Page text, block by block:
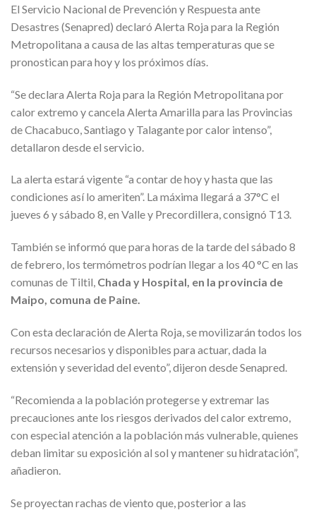
El Servicio Nacional de Prevención y Respuesta ante
Desastres (Senapred) declaró Alerta Roja para la Región
Metropolitana a causa de las altas temperaturas que se
pronostican para hoy y los próximos días.
“Se declara Alerta Roja para la Región Metropolitana por
calor extremo y cancela Alerta Amarilla para las Provincias
de Chacabuco, Santiago y Talagante por calor intenso”,
detallaron desde el servicio.
La alerta estará vigente “a contar de hoy y hasta que las
condiciones así lo ameriten”. La máxima llegará a 37°C el
jueves 6 y sábado 8, en Valle y Precordillera, consignó T13.
También se informó que para horas de la tarde del sábado 8
de febrero, los termómetros podrían llegar a los 40 °C en las
comunas de Tiltil, Chada y Hospital, en la provincia de
Maipo, comuna de Paine.
Con esta declaración de Alerta Roja, se movilizarán todos los
recursos necesarios y disponibles para actuar, dada la
extensión y severidad del evento”, dijeron desde Senapred.
“Recomienda a la población protegerse y extremar las
precauciones ante los riesgos derivados del calor extremo,
con especial atención a la población más vulnerable, quienes
deban limitar su exposición al sol y mantener su hidratación”,
añadieron.
Se proyectan rachas de viento que, posterior a las